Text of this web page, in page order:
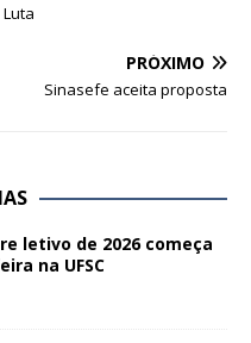
PRÓXIMO
Sinasefe aceita proposta
letivo de 2026 começa
na UFSC